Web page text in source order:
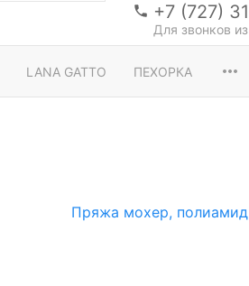
+7 (727)
Для звонков
LANA GATTO ПЕХОРКА
Пряжа мохер, полиамид